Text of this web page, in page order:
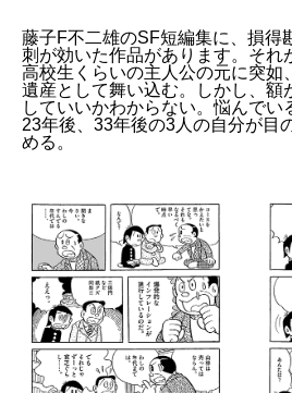
藤子F不二雄のSF短編集に、損得
刺が効いた作品があります。それ
高校生くらいの主人公の元に突如
遺産として舞い込む。しかし、額
していいかわからない。悩んでい
23年後、33年後の3人の自分が目
める。